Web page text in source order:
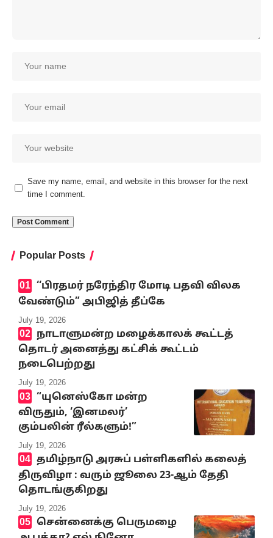
Save my name, email, and website in this browser for the next
time I comment.
Popular Posts
‘‘பிரதமர் நரேந்திர மோடி பதவி விலக
வேண்டும்” அபிஜித் தீப்கே
July 19, 2026
நாடாளுமன்ற மழைக்காலக் கூட்டத்
தொடர் அனைத்து கட்சிக் கூட்டம்
நடைபெற்றது
July 19, 2026
“யுனெஸ்கோ மன்ற
விருதும், ‘இனமலர்’
கும்பலின் ரீல்களும்!”
July 19, 2026
தமிழ்நாடு அரசுப் பள்ளிகளில் கலைத்
திருவிழா : வரும் ஜூலை 23-ஆம் தேதி
தொடங்குகிறது
July 19, 2026
சென்னைக்கு பெருமழை